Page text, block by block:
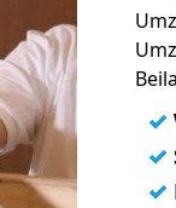
✓
✓
✓